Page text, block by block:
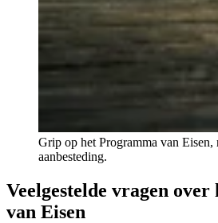
Grip op het Programma van Eisen,
aanbesteding.
Veelgestelde vragen
van Eisen